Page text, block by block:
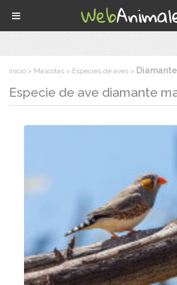
Inicio Mascotas Especies de aves
Especie de ave diamante